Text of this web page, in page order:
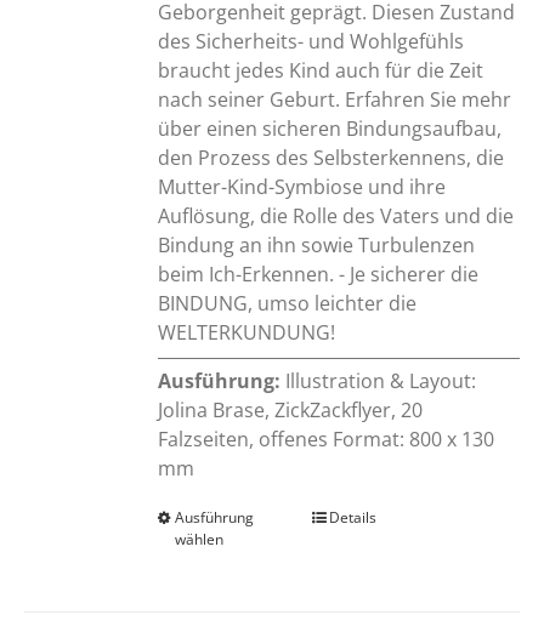
Geborgenheit geprägt. Diesen Zustand
des Sicherheits- und Wohlgefühls
braucht jedes Kind auch für die Zeit
nach seiner Geburt. Erfahren Sie mehr
über einen sicheren Bindungsaufbau,
den Prozess des Selbsterkennens, die
Mutter-Kind-Symbiose und ihre
Auflösung, die Rolle des Vaters und die
Bindung an ihn sowie Turbulenzen
beim Ich-Erkennen. - Je sicherer die
BINDUNG, umso leichter die
WELTERKUNDUNG!
Ausführung: Illustration & Layout:
Jolina Brase, ZickZackflyer, 20
Falzseiten, offenes Format: 800 x 130
mm
Ausführung
wählen
Dieses
Details